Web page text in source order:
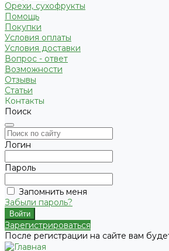
Орехи, сухофрукты
Помощь
Покупки
Условия оплаты
Условия доставки
Вопрос - ответ
Возможности
Отзывы
Статьи
Контакты
Поиск
Логин
Пароль
Запомнить меня
Забыли пароль?
Зарегистрироваться
После регистрации на сайте вам